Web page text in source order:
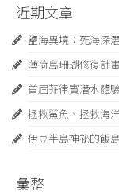
近期文章
鹽海異境：死海深
薄荷島珊瑚修復計
首屆菲律賓潛水體
拯救鯊魚、拯救海
伊豆半島神祕的飯
彙整